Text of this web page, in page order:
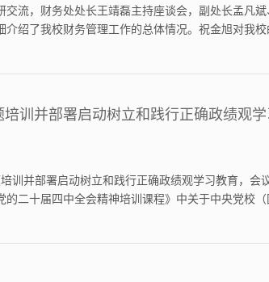
流，财务处处长王靖磊主持座谈会，副处长孟凡
绍了我校财务管理工作的总体情况。祝金旭对我
训并部署启动树立和践行正确政绩观
训并部署启动树立和践行正确政绩观学习教育，会
二十届四中全会精神培训课程》中关于中央党校